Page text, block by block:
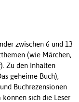
zwischen 6 und 13
(wie Märchen,
Zu den Inhalten
geheime Buch),
Buchrezensionen
können sich die Leser